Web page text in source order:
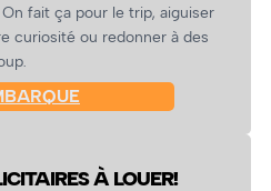
On fait ça pour le trip, aiguiser
curiosité ou redonner à des
À LOUER!